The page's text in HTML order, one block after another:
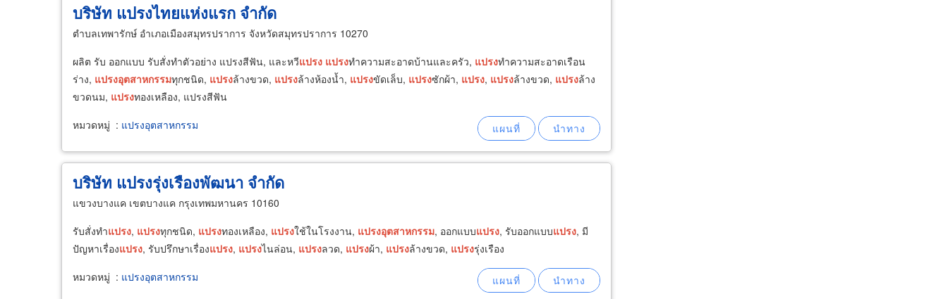
บริษัท แปรงไทยแห่งแรก จำกัด
ตำบลเทพารักษ์ อำเภอเมืองสมุทรปราการ จังหวัดสมุทรปราการ 10270
ผลิต รับ ออกแบบ รับสั่งทำตัวอย่าง แปรงสีฟัน, และหวีแปรง แปรงทำความสะอาดบ้านและครัว, แปรงทำความสะอาดเรือน
ร่าง, แปรงอุตสาหกรรมทุกชนิด, แปรงล้างขวด, แปรงล้างห้องน้ำ, แปรงขัดเล็บ, แปรงซักผ้า, แปรง, แปรงล้างขวด, แปรงล้าง
ขวดนม, แปรงทองเหลือง, แปรงสีฟัน
หมวดหมู่ : แปรงอุตสาหกรรม
บริษัท แปรงรุ่งเรืองพัฒนา จำกัด
แขวงบางแค เขตบางแค กรุงเทพมหานคร 10160
รับสั่งทำแปรง, แปรงทุกชนิด, แปรงทองเหลือง, แปรงใช้ในโรงงาน, แปรงอุตสาหกรรม, ออกแบบแปรง, รับออกแบบแปรง, มี
ปัญหาเรื่องแปรง, รับปรึกษาเรื่องแปรง, แปรงไนล่อน, แปรงลวด, แปรงผ้า, แปรงล้างขวด, แปรงรุ่งเรือง
หมวดหมู่ : แปรงอุตสาหกรรม